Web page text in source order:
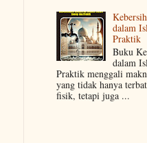
dalam
Praktik
Buku
dalam
Praktik menggali
yang tidak hanya
fisik, tetapi juga ...